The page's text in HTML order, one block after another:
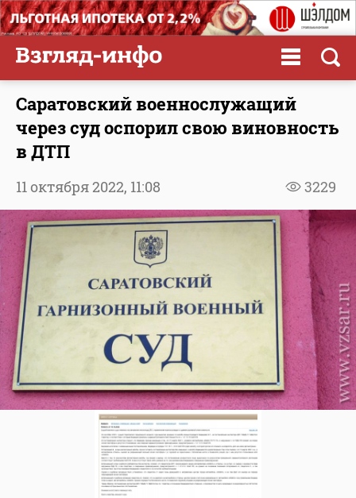
Саратовский военнослужащий
через суд оспорил свою виновность
в ДТП
3229
11 октября 2022, 11:08